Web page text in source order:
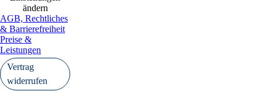
ändern
AGB, Rechtliches
& Barrierefreiheit
Preise &
Leistungen
Vertrag
widerrufen